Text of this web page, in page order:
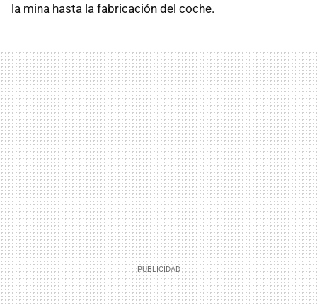
la mina hasta la fabricación del coche.